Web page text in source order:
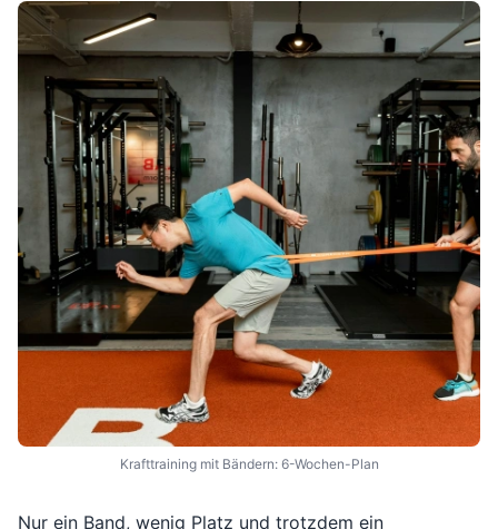
Krafttraining mit Bändern: 6-Wochen-Plan
Nur ein Band, wenig Platz und trotzdem ein